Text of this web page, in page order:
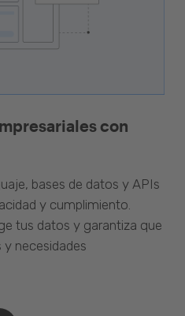
con
bases de datos y APIs
y cumplimiento.
tus datos y garantiza que
y necesidades